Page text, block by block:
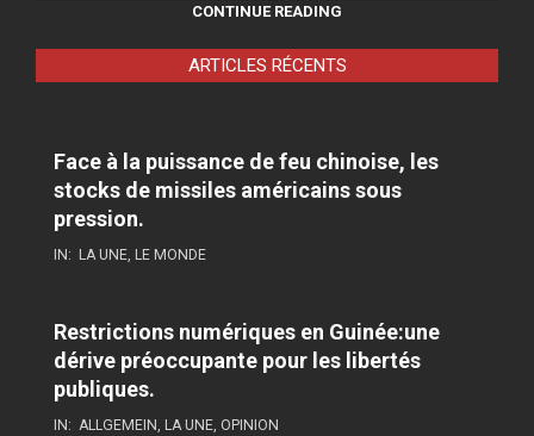
CONTINUE READING
ARTICLES RÉCENTS
Face à la puissance de feu chinoise, les
stocks de missiles américains sous
pression.
IN: LA UNE, LE MONDE
Restrictions numériques en Guinée:une
dérive préoccupante pour les libertés
publiques.
IN: ALLGEMEIN, LA UNE, OPINION